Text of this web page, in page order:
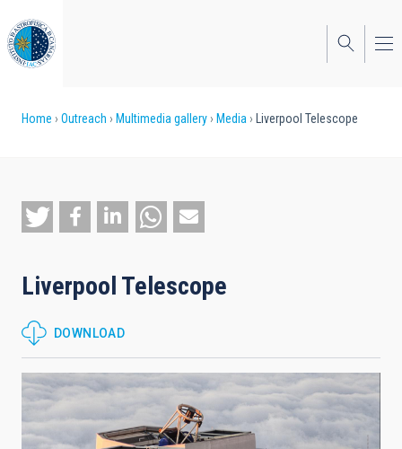
to
main
content
Breadcrumb
Home Outreach Multimedia gallery Media Liverpool Telescope
Liverpool Telescope
DOWNLOAD